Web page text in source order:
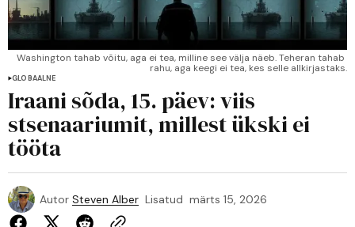
Washington tahab võitu, aga ei tea, milline see välja näeb. Teheran tahab
rahu, aga keegi ei tea, kes selle allkirjastaks.
GLOBAALNE
Iraani sõda, 15. päev: viis
stsenaariumit, millest ükski ei
tööta
Autor Steven Alber Lisatud märts 15, 2026